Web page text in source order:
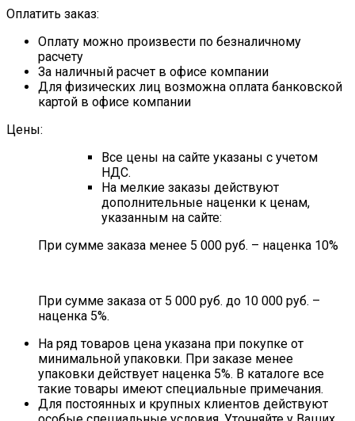
Оплатить заказ:
Оплату можно произвести по безналичному
расчету
За наличный расчет в офисе компании
Для физических лиц возможна оплата банковской
картой в офисе компании
Цены:
Все цены на сайте указаны с учетом
НДС.
На мелкие заказы действуют
дополнительные наценки к ценам,
указанным на сайте:
При сумме заказа менее 5 000 руб. – наценка 10%
При сумме заказа от 5 000 руб. до 10 000 руб. –
наценка 5%.
На ряд товаров цена указана при покупке от
минимальной упаковки. При заказе менее
упаковки действует наценка 5%. В каталоге все
такие товары имеют специальные примечания.
Для постоянных и крупных клиентов действуют